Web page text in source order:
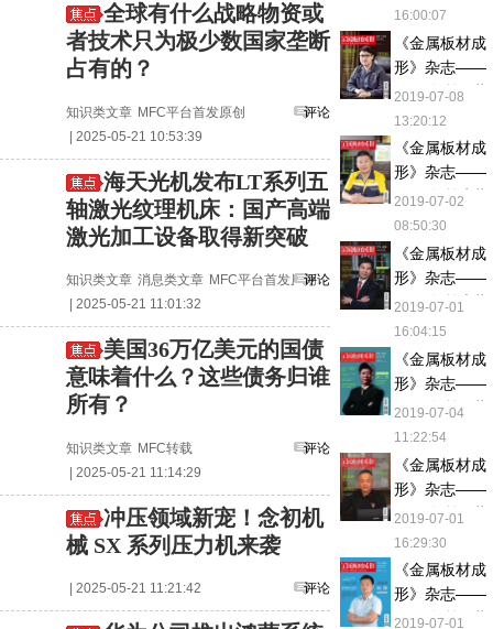
全球有什么战略物资或
者技术只为极少数国家垄断
占有的？
知识类文章 MFC平台首发原创
| 2025-05-21 10:53:39
评论
海天光机发布LT系列五
轴激光纹理机床：国产高端
激光加工设备取得新突破
知识类文章 消息类文章 MFC平台首发原创
| 2025-05-21 11:01:32
评论
美国36万亿美元的国债
意味着什么？这些债务归谁
所有？
知识类文章 MFC转载
| 2025-05-21 11:14:29
评论
冲压领域新宠！念初机
械 SX 系列压力机来袭
| 2025-05-21 11:21:42 评论
16:00:07
《金属板材成
形》杂志——
2017年第三期
2019-07-08
13:20:12
《金属板材成
形》杂志——
2018年第七期
2019-07-02
08:50:30
《金属板材成
形》杂志——
2017年第六期
2019-07-01
16:04:15
《金属板材成
形》杂志——
2018年第一期
2019-07-04
11:22:54
《金属板材成
形》杂志——
2018年第二期
2019-07-01
16:29:30
《金属板材成
形》杂志——
2018年第三期
2019-07-01